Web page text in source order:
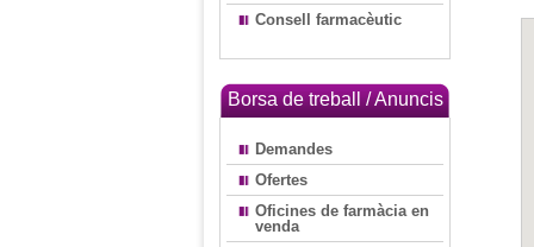
Consell farmacèutic
Borsa de treball / Anuncis
Demandes
Ofertes
Oficines de farmàcia en
venda